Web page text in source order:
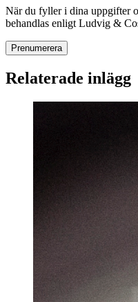
När du fyller i dina uppgifter
behandlas enligt Ludvig &
Relaterade inlägg